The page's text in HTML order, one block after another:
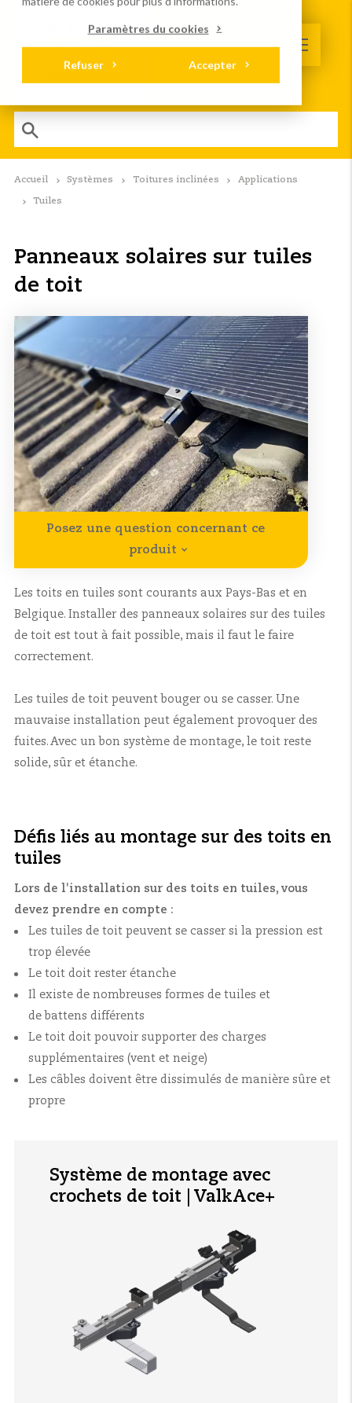
Paramètres du cookies
Accepter
Refuser
Accueil Systèmes Toitures inclinées Applications
Tuiles
Panneaux solaires sur tuiles
de toit
Posez une question concernant ce
produit
Les toits en tuiles sont courants aux Pays-Bas et en
Belgique. Installer des panneaux solaires sur des tuiles
de toit est tout à fait possible, mais il faut le faire
correctement.
Les tuiles de toit peuvent bouger ou se casser. Une
mauvaise installation peut également provoquer des
fuites. Avec un bon système de montage, le toit reste
solide, sûr et étanche.
Défis liés au montage sur des toits en
tuiles
Lors de l'installation sur des toits en tuiles, vous
devez prendre en compte :
Les tuiles de toit peuvent se casser si la pression est
trop élevée
Le toit doit rester étanche
Il existe de nombreuses formes de tuiles et
de battens différents
Le toit doit pouvoir supporter des charges
supplémentaires (vent et neige)
Les câbles doivent être dissimulés de manière sûre et
propre
Système de montage avec
crochets de toit | ValkAce+